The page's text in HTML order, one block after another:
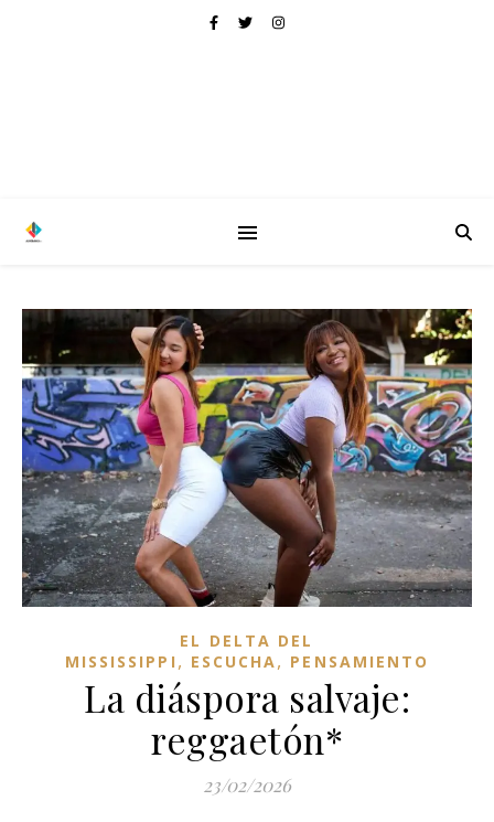
EL DELTA DEL
MISSISSIPPI , ESCUCHA, PENSAMIENTO
La diáspora salvaje:
reggaetón*
23/02/2026